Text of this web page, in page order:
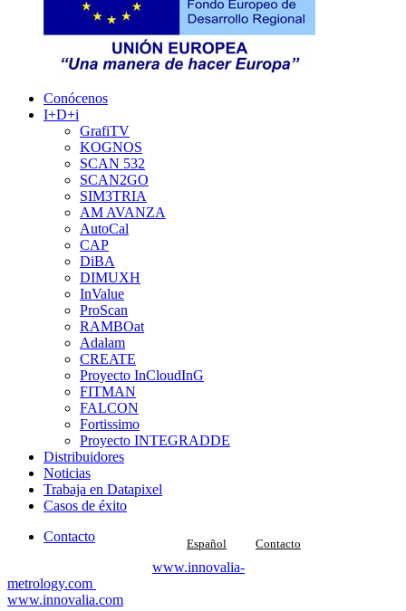
Conócenos
I+D+i
GrafiTV
KOGNOS
SCAN 532
SCAN2GO
SIM3TRIA
AM AVANZA
AutoCal
CAP
DiBA
DIMUXH
InValue
ProScan
RAMBOat
Adalam
CREATE
Proyecto InCloudInG
FITMAN
FALCON
Fortissimo
Proyecto INTEGRADDE
Distribuidores
Noticias
Trabaja en Datapixel
Casos de éxito
Contacto
Español
Contacto
www.innovalia-
metrology.com
www.innovalia.com